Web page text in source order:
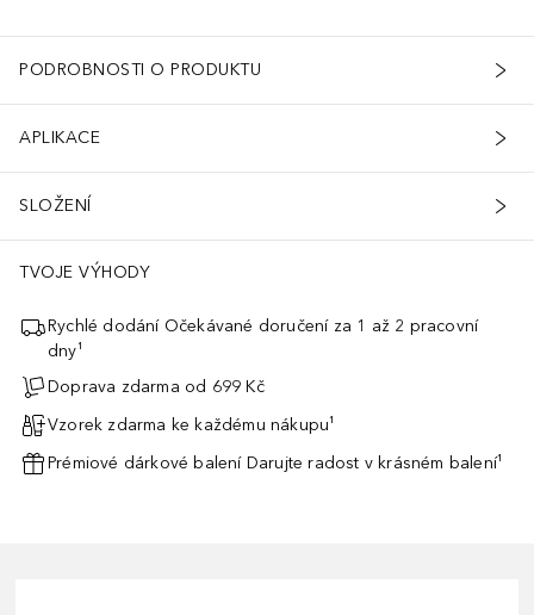
PODROBNOSTI O PRODUKTU
APLIKACE
SLOŽENÍ
TVOJE VÝHODY
Rychlé dodání Očekávané doručení za 1 až 2 pracovní
dny¹
Doprava zdarma od 699 Kč
Vzorek zdarma ke každému nákupu¹
Prémiové dárkové balení Darujte radost v krásném balení¹